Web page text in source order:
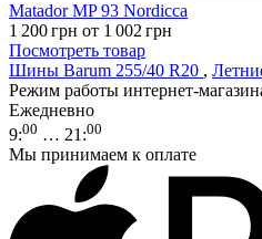
Matador MP 93 Nordicca
1 200грн от 1 002 грн
Посмотреть товар
Шины Barum 255/40 R20 ,
Режим работы интернет-
Ежедневно
9:00 … 21:00
Мы принимаем к оплате